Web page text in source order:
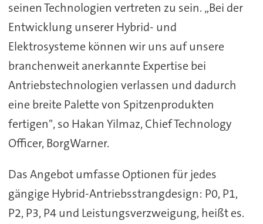
seinen Technologien vertreten zu sein. „Bei der
Entwicklung unserer Hybrid- und
Elektrosysteme können wir uns auf unsere
branchenweit anerkannte Expertise bei
Antriebstechnologien verlassen und dadurch
eine breite Palette von Spitzenprodukten
fertigen", so Hakan Yilmaz, Chief Technology
Officer, BorgWarner.
Das Angebot umfasse Optionen für jedes
gängige Hybrid-Antriebsstrangdesign: P0, P1,
P2, P3, P4 und Leistungsverzweigung, heißt es.